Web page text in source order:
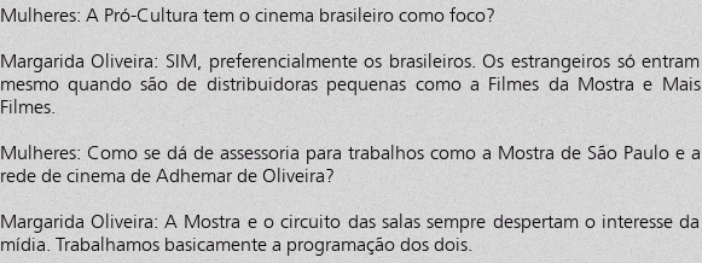
Mulheres: A Pró-Cultura tem o cinema brasileiro como foco?
Margarida Oliveira: SIM, preferencialmente os brasileiros. Os estrangeiros só entram
mesmo quando são de distribuidoras pequenas como a Filmes da Mostra e Mais
Filmes.
Mulheres: Como se dá de assessoria para trabalhos como a Mostra de São Paulo e a
rede de cinema de Adhemar de Oliveira?
Margarida Oliveira: A Mostra e o circuito das salas sempre despertam o interesse da
mídia. Trabalhamos basicamente a programação dos dois.